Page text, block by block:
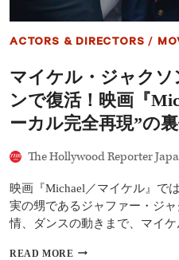
が
ジ
フ
ァ
ー・
ジ
ャ
ソ
に
よ
る“キ
ACTORS & DIRECTORS /
マイケル・ジャク
ンで復活！映画『
ーカル完全再現”の裏
The Hollywood Reporter
映画『Michael／マイケル』で
実の甥であるジャファー・ジ
情、ダンスの動きまで、マイ
READ MORE マ